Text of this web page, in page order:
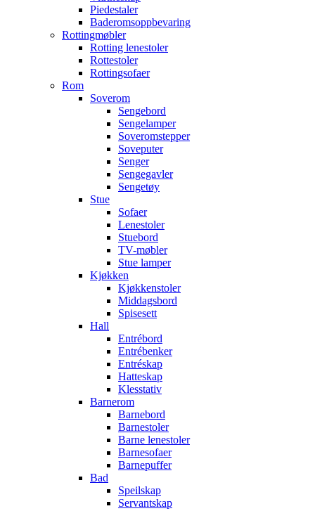
Piedestaler
Baderomsoppbevaring
Rottingmøbler
Rotting lenestoler
Rottestoler
Rottingsofaer
Rom
Soverom
Sengebord
Sengelamper
Soveromstepper
Soveputer
Senger
Sengegavler
Sengetøy
Stue
Sofaer
Lenestoler
Stuebord
TV-møbler
Stue lamper
Kjøkken
Kjøkkenstoler
Middagsbord
Spisesett
Hall
Entrébord
Entrébenker
Entréskap
Hatteskap
Klesstativ
Barnerom
Barnebord
Barnestoler
Barne lenestoler
Barnesofaer
Barnepuffer
Bad
Speilskap
Servantskap